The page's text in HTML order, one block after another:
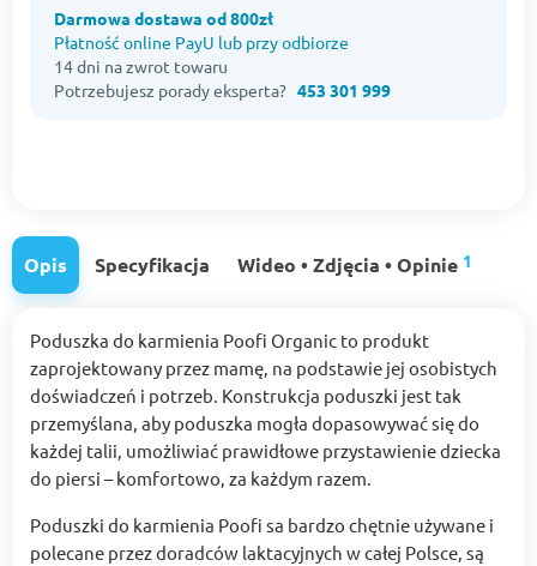
Darmowa dostawa od 800zł
Płatność online PayU lub przy odbiorze
14 dni na zwrot towaru
Potrzebujesz porady eksperta? 453 301 999
Opis Specyfikacja Wideo • Zdjęcia • Opinie 1
Poduszka do karmienia Poofi Organic to produkt
zaprojektowany przez mamę, na podstawie jej osobistych
doświadczeń i potrzeb. Konstrukcja poduszki jest tak
przemyślana, aby poduszka mogła dopasowywać się do
każdej talii, umożliwiać prawidłowe przystawienie dziecka
do piersi – komfortowo, za każdym razem.
Poduszki do karmienia Poofi sa bardzo chętnie używane i
polecane przez doradców laktacyjnych w całej Polsce, są